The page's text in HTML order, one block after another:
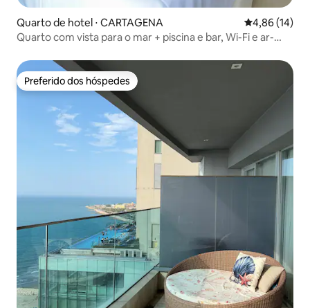
Quarto de hotel ⋅ CARTAGENA 4,86 de uma
4,86 (14)
Quarto com vista para o mar + piscina e bar, Wi-Fi e ar-
Preferido dos hóspedes
Preferido dos hóspedes